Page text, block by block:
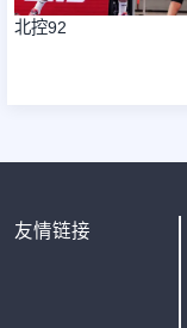
北控92
友情链接